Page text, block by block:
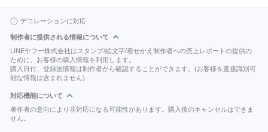
デコレーションに対応
制作者に提供される情報について
LINEヤフー株式会社はスタンプ/絵文字/着せかえ制作者への売上レポートの提供の
ために、お客様の購入情報を利用します。
購入日付、登録国情報は制作者から確認することができます。(お客様を直接識別可
能な情報は含まれません)
対応機能について
著作者の意向により非対応になる可能性があります。購入後のキャンセルはできま
せん。